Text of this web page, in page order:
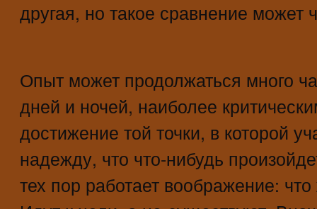
другая, но такое сравнение может
Опыт может продолжаться много
дней и ночей, наиболее
достижение той точки, в которой
надежду, что что-нибудь
тех пор работает воображение: